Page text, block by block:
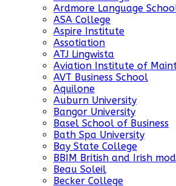
Ardmore Language
ASA College
Aspire Institute
Assotiation
ATJ Lingwista
Aviation Institute of
AVT Business School
Aquilone
Auburn University
Bangor University
Basel School of Business
Bath Spa University
Bay State College
BBIM British and Irish
Beau Soleil
Becker College